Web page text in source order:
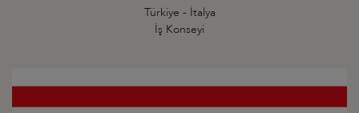
Türkiye - İtalya
İş Konseyi